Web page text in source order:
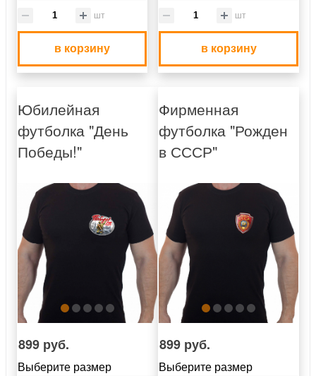
шт
в корзину
шт
в корзину
Юбилейная
футболка "День
Победы!"
899 руб.
Выберите размер
Фирменная
футболка "Рожден
в СССР"
899 руб.
Выберите размер